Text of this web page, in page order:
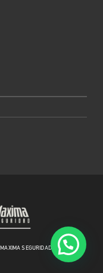
MAXIMA SEGURIDAD